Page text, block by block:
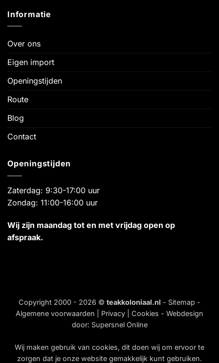
Informatie
Over ons
Eigen import
Openingstijden
Route
Blog
Contact
Openingstijden
Zaterdag: 9:30-17:00 uur
Zondag: 11:00-16:00 uur
Wij zijn maandag tot en met vrijdag open op
afspraak.
Copyright 2000 - 2026 © teakkoloniaal.nl - Sitemap -
Algemene voorwaarden
Privacy Cookies - Webdesign
door: Supersnel Online
Wij maken gebruik van cookies, dit doen wij om ervoor te
zorgen dat je onze website gemakkelijk kunt gebruiken.